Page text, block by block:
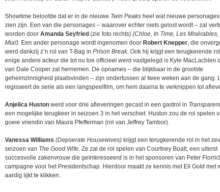
Showtime beloofde dat er in de nieuwe Twin Peaks heel wat nieuwe
zien zijn. Een van die personages – waarover echter niets gelost wordt – zal
worden door Amanda Seyfried (zie foto rechts) (Chloe, In Time, Les Misérables,
Mia!). Een ander personage wordt ingenomen door Robert Knepper, die
werd dankzij z’n rol van T-Bag in Prison Break. Ook hij krijgt een terugkerende
enige andere acteur die tot nu toe officieel werd vastgelegd is Kyle MacLachlen
van Dale Cooper zal hernemen. De opnames – die blijkbaar in de grootste
geheimzinnigheid plaatsvinden – zijn ondertussen al twee weken aan de gang.
regisseert de serie als een langspeelfilm, om hem daarna te verknippen tot
Anjelica Huston werd voor drie afleveringen gecast in een gastrol in
een mogelijke terugkeer in seizoen 3 in het verschiet. Huston zou de rol spelen
goeie vriendin van Maura Pfefferman (rol van Jeffrey Tambor).
Vanessa Williams (Depserate Housewives) krijgt een terugkerende rol in het
seizoen van The Good Wife. Ze zal de rol spelen van Courtney Boalt, een uiterst
succesvolle zakenvrouw die geïnteresseerd is in het sponsoren van Peter
campagne voor het Presidentschap. Hierdoor maakt ze kennis met Eli Gold met
aardig lijkt te klikken.